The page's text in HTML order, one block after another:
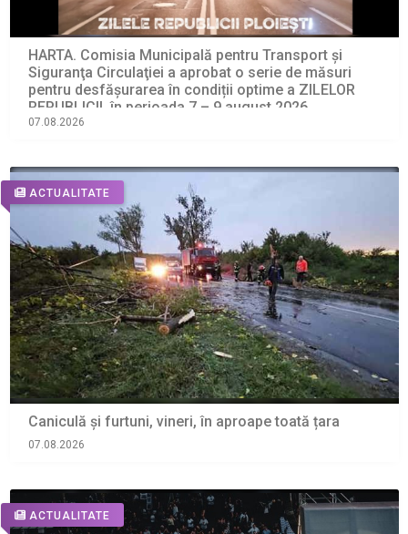
HARTA. Comisia Municipală pentru Transport şi
Siguranţa Circulaţiei a aprobat o serie de măsuri
pentru desfășurarea în condiții optime a ZILELOR
REPUBLICII, în perioada 7 – 9 august 2026
07.08.2026
ACTUALITATE
Caniculă și furtuni, vineri, în aproape toată țara
07.08.2026
ACTUALITATE